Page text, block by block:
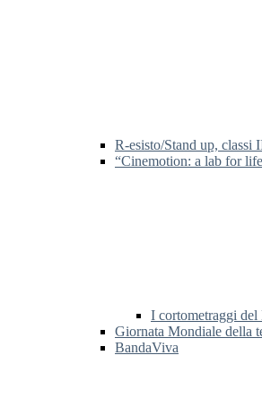
R-esisto/Stand up,
“Cinemotion: a lab for
I cortometraggi
Giornata Mondiale della
BandaViva